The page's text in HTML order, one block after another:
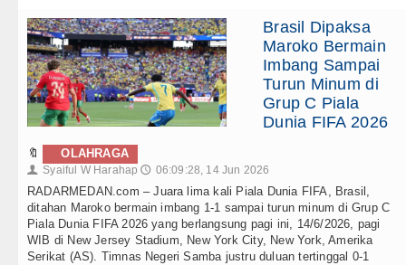
Brasil Dipaksa
Maroko Bermain
Imbang Sampai
Turun Minum di
Grup C Piala
Dunia FIFA 2026
🔖 OLAHRAGA
👤 Syaiful W Harahap 🕔 06:09:28, 14 Jun 2026
RADARMEDAN.com – Juara lima kali Piala Dunia FIFA, Brasil,
ditahan Maroko bermain imbang 1-1 sampai turun minum di Grup C
Piala Dunia FIFA 2026 yang berlangsung pagi ini, 14/6/2026, pagi
WIB di New Jersey Stadium, New York City, New York, Amerika
Serikat (AS). Timnas Negeri Samba justru duluan tertinggal 0-1